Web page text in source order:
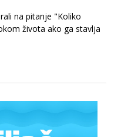
na pitanje "Koliko
života ako ga stavlja